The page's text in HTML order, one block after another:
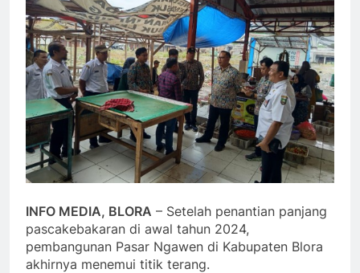
INFO MEDIA, BLORA – Setelah penantian panjang
pascakebakaran di awal tahun 2024,
pembangunan Pasar Ngawen di Kabupaten Blora
akhirnya menemui titik terang.